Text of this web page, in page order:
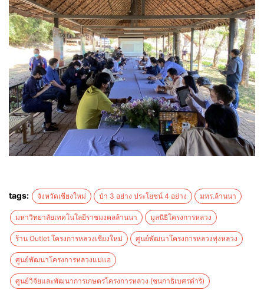
tags: จังหวัดเชียงใหม่ ป่า 3 อย่าง ประโยชน์ 4 อย่าง มทร.ล้านนา
มหาวิทยาลัยเทคโนโลยีราชมงคลล้านนา มูลนิธิโครงการหลวง
ร้าน Outlet โครงการหลวงเชียงใหม่ ศูนย์พัฒนาโครงการหลวงทุ่งหลวง
ศูนย์พัฒนาโครงการหลวงแม่แฮ
ศูนย์วิจัยและพัฒนาการเกษตรโครงการหลวง (ชนกาธิเบศรดำริ)